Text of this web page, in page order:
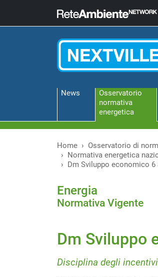
News
Osservatorio
normativa
energetica
Home
Osservatorio di
Normativa energetica
Dm Sviluppo economico 6
Energia
Normativa Vigente
Dm Sviluppo
Disciplina degli